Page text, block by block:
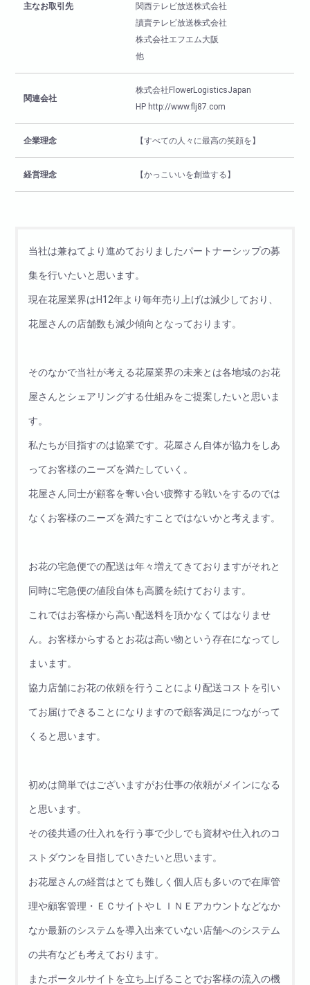
主なお取引先
関西テレビ放送株式会社
讀賣テレビ放送株式会社
株式会社エフエム大阪
他
関連会社
株式会社FlowerLogisticsJapan
HP http://www.flj87.com
企業理念 【すべての人々に最高の笑顔を】
経営理念 【かっこいいを創造する】
当社は兼ねてより進めておりましたパートナーシップの募
集を行いたいと思います。
現在花屋業界はH12年より毎年売り上げは減少しており、
花屋さんの店舗数も減少傾向となっております。
そのなかで当社が考える花屋業界の未来とは各地域のお花
屋さんとシェアリングする仕組みをご提案したいと思いま
す。
私たちが目指すのは協業です。花屋さん自体が協力をしあ
ってお客様のニーズを満たしていく。
花屋さん同士が顧客を奪い合い疲弊する戦いをするのでは
なくお客様のニーズを満たすことではないかと考えます。
お花の宅急便での配送は年々増えてきておりますがそれと
同時に宅急便の値段自体も高騰を続けております。
これではお客様から高い配送料を頂かなくてはなりませ
ん。お客様からするとお花は高い物という存在になってし
まいます。
協力店舗にお花の依頼を行うことにより配送コストを引い
てお届けできることになりますので顧客満足につながって
くると思います。
初めは簡単ではございますがお仕事の依頼がメインになる
と思います。
その後共通の仕入れを行う事で少しでも資材や仕入れのコ
ストダウンを目指していきたいと思います。
お花屋さんの経営はとても難しく個人店も多いので在庫管
理や顧客管理・ＥＣサイトやＬＩＮＥアカウントなどなか
なか最新のシステムを導入出来ていない店舗へのシステム
の共有なども考えております。
またポータルサイトを立ち上げることでお客様の流入の機